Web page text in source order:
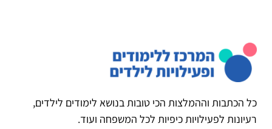
כל הכתבות וההמלצות הכי טובות בנושא לימודים לילדים,
רעיונות לפעילויות כיפיות לכל המשפחה ועוד.